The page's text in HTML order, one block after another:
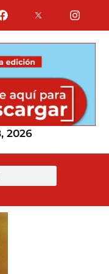
la obtención del
2026